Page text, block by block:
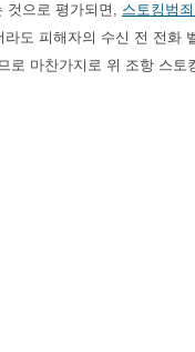
것으로 평가되면, 스토킹범
도 피해자의 수신 전 전
로 마찬가지로 위 조항 스토